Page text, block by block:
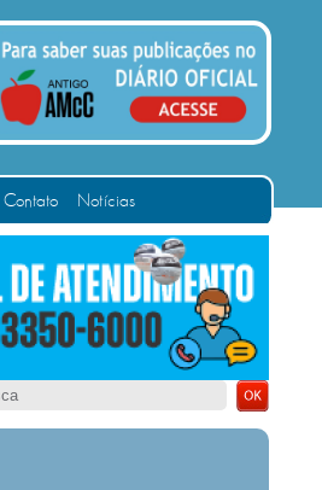
Contato Notícias